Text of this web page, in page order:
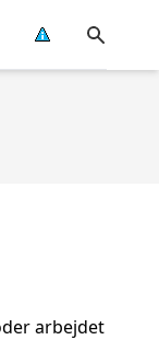
arbejdet